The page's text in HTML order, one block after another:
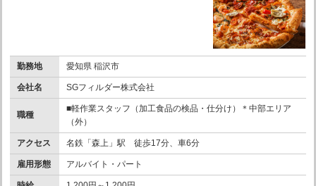
勤務地 愛知県 稲沢市
会社名 SGフィルダー株式会社
職種
■軽作業スタッフ（加工食品の検品・仕分け）＊中部エリア
（外）
アクセス 名鉄「森上」駅 徒歩17分、車6分
雇用形態 アルバイト・パート